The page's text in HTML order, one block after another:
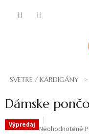
SVETRE / KARDIGÁNY
Dámske
Výpredaj Priemerné
Neohodnotené